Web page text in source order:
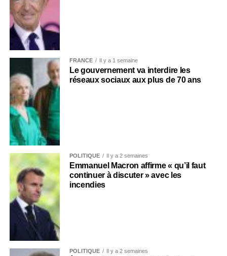
FRANCE Il y a 1 semaine
Le gouvernement va interdire les
réseaux sociaux aux plus de 70 ans
POLITIQUE Il y a 2 semaines
Emmanuel Macron affirme « qu’il faut
continuer à discuter » avec les
incendies
POLITIQUE Il y a 2 semaines